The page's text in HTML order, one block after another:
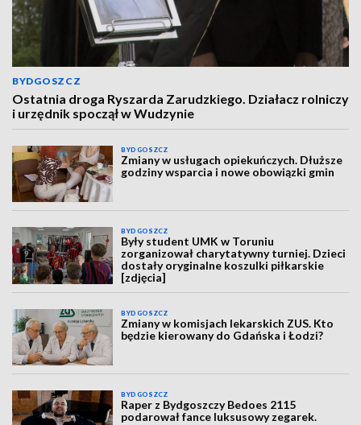
BYDGOSZCZ
Ostatnia droga Ryszarda Zarudzkiego. Działacz rolniczy
i urzędnik spoczął w Wudzynie
BYDGOSZCZ
Zmiany w usługach opiekuńczych. Dłuższe
godziny wsparcia i nowe obowiązki gmin
BYDGOSZCZ
Były student UMK w Toruniu
zorganizował charytatywny turniej. Dzieci
dostały oryginalne koszulki piłkarskie
[zdjęcia]
BYDGOSZCZ
Zmiany w komisjach lekarskich ZUS. Kto
będzie kierowany do Gdańska i Łodzi?
BYDGOSZCZ
Raper z Bydgoszczy Bedoes 2115
podarował fance luksusowy zegarek.